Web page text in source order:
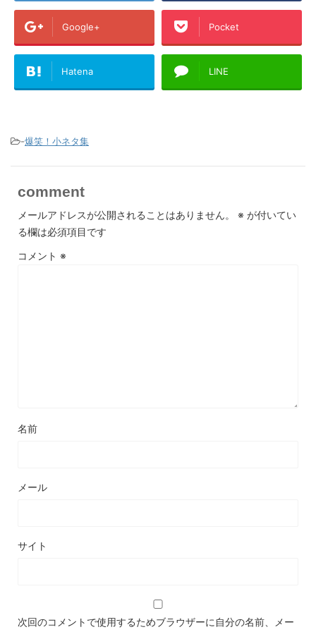
Google+ Pocket
Hatena LINE
-爆笑！小ネタ集
comment
メールアドレスが公開されることはありません。 ※ が付いてい
る欄は必須項目です
コメント ※
名前
メール
サイト
次回のコメントで使用するためブラウザーに自分の名前、メー